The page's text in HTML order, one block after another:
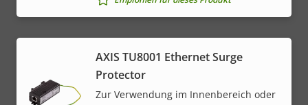
AXIS TU8001 Ethernet Surge
Protector
Zur Verwendung im Innenbereich oder